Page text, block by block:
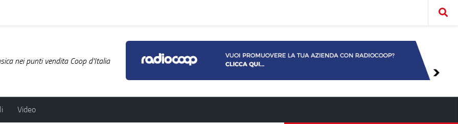
nei punti vendita Coop d'Italia
Video